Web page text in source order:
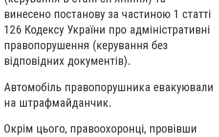
винесено постанову за частиною 1 статті
126 Кодексу України про адміністративні
правопорушення (керування без
відповідних документів).
Автомобіль правопорушника евакуювали
на штрафмайданчик.
Окрім цього, правоохоронці, провівши